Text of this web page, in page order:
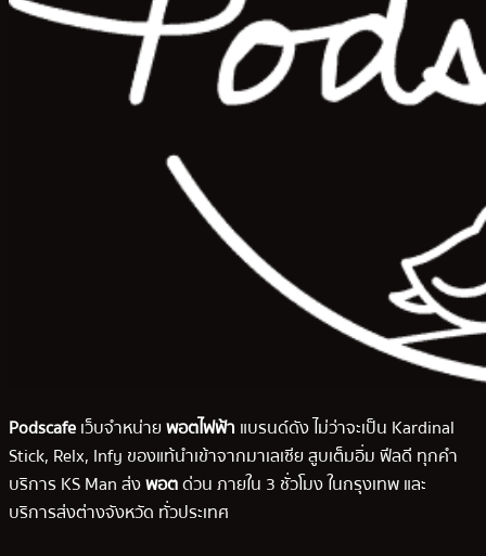
Podscafeเว็บจำหน่ายพอตไฟฟ้า แบรนด์ดัง ไม่ว่าจะเป็น Kardinal
Stick, Relx, Infy ของแท้นำเข้าจากมาเลเซีย สูบเต็มอิ่ม ฟีลดี ทุกคำ
บริการ KS Man ส่งพอตด่วน ภายใน 3 ชั่วโมง ในกรุงเทพ และ
บริการส่งต่างจังหวัด ทั่วประเทศ